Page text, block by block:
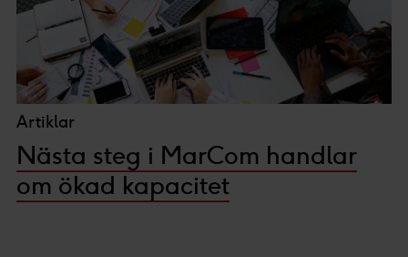
Artiklar
Nästa steg i MarCom handlar
om ökad kapacitet